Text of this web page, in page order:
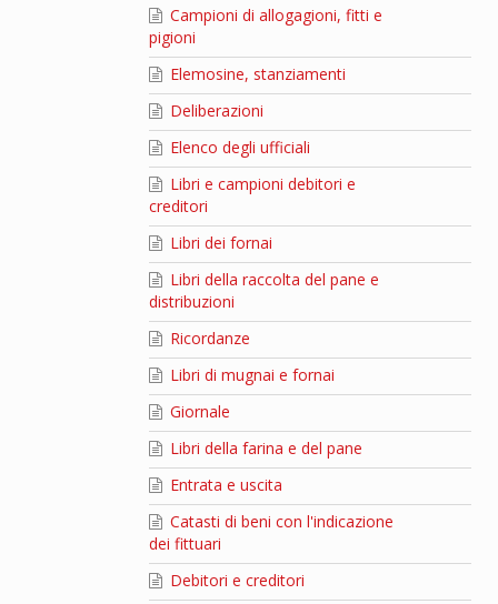
Campioni di allogagioni, fitti e
pigioni
Elemosine, stanziamenti
Deliberazioni
Elenco degli ufficiali
Libri e campioni debitori e
creditori
Libri dei fornai
Libri della raccolta del pane e
distribuzioni
Ricordanze
Libri di mugnai e fornai
Giornale
Libri della farina e del pane
Entrata e uscita
Catasti di beni con l'indicazione
dei fittuari
Debitori e creditori